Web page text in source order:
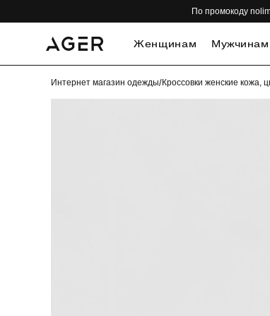
По промокоду
Женщинам Мужчинам
Интернет магазин одежды/Кроссовки женские кожа,